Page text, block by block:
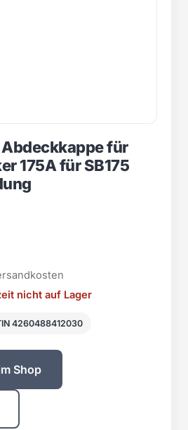
für
175A für SB175
nicht auf Lager
4260488412030
Shop